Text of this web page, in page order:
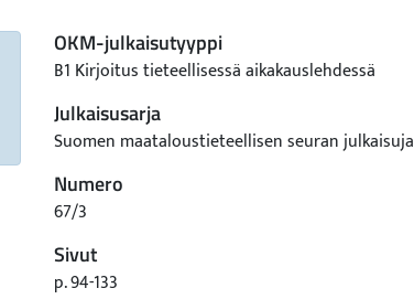
OKM-julkaisutyyppi
B1 Kirjoitus tieteellisessä aikakauslehdessä
Julkaisusarja
Suomen maataloustieteellisen seuran julkaisuja
Numero
67/3
Sivut
p. 94-133